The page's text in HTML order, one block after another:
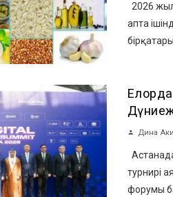
2026
апта
Дина
турнирі
форумы